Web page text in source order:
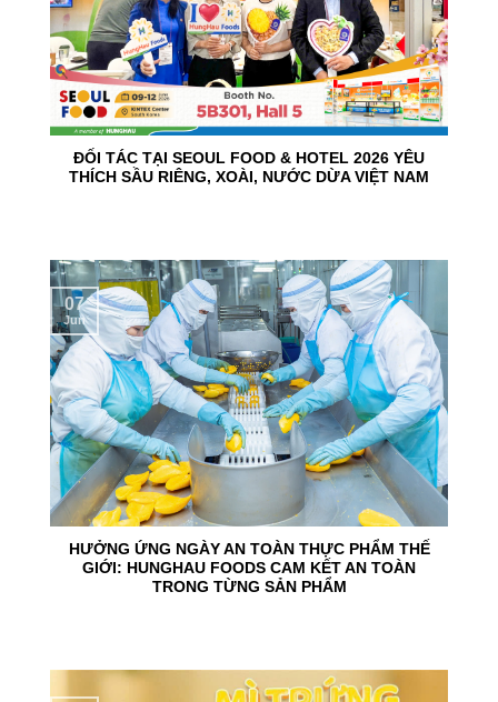
ĐỐI TÁC TẠI SEOUL FOOD & HOTEL 2026 YÊU
THÍCH SẦU RIÊNG, XOÀI, NƯỚC DỪA VIỆT NAM
HƯỞNG ỨNG NGÀY AN TOÀN THỰC PHẨM THẾ
GIỚI: HUNGHAU FOODS CAM KẾT AN TOÀN
TRONG TỪNG SẢN PHẨM
07
Jun